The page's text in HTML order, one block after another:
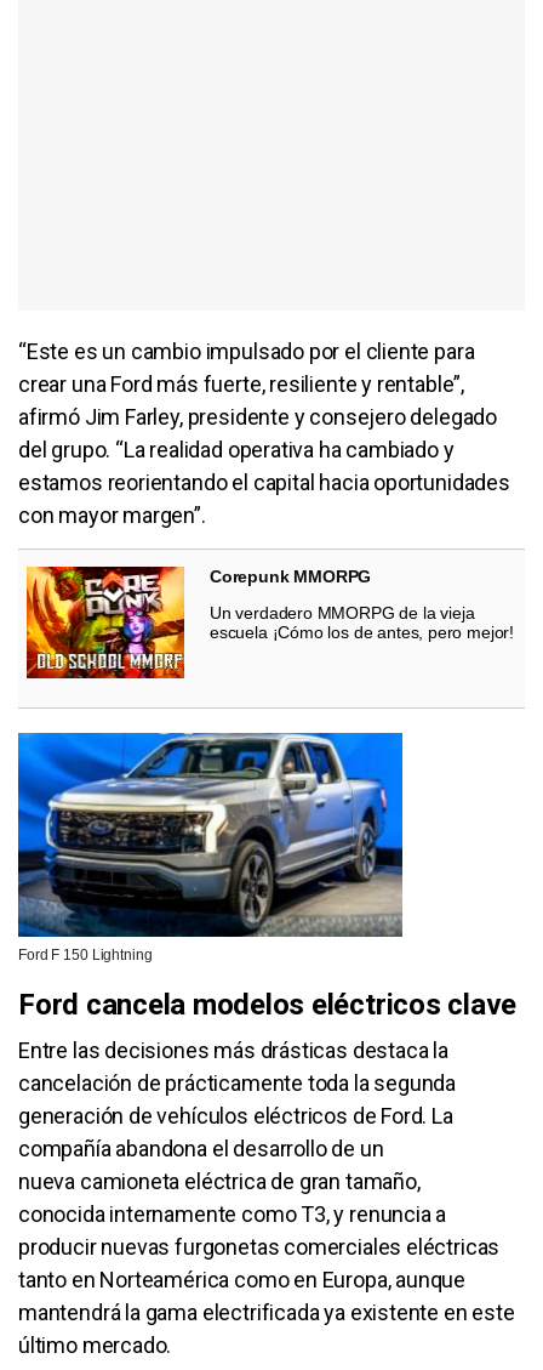
“Este es un cambio impulsado por el cliente para
crear una Ford más fuerte, resiliente y rentable”,
afirmó Jim Farley, presidente y consejero delegado
del grupo. “La realidad operativa ha cambiado y
estamos reorientando el capital hacia oportunidades
con mayor margen”.
Corepunk MMORPG
Un verdadero MMORPG de la vieja
escuela ¡Cómo los de antes, pero mejor!
Ford F 150 Lightning
Ford cancela modelos eléctricos clave
Entre las decisiones más drásticas destaca la
cancelación de prácticamente toda la segunda
generación de vehículos eléctricos de Ford. La
compañía abandona el desarrollo de un
nueva camioneta eléctrica de gran tamaño,
conocida internamente como T3, y renuncia a
producir nuevas furgonetas comerciales eléctricas
tanto en Norteamérica como en Europa, aunque
mantendrá la gama electrificada ya existente en este
último mercado.